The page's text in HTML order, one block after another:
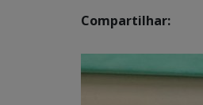
Compartilhar: